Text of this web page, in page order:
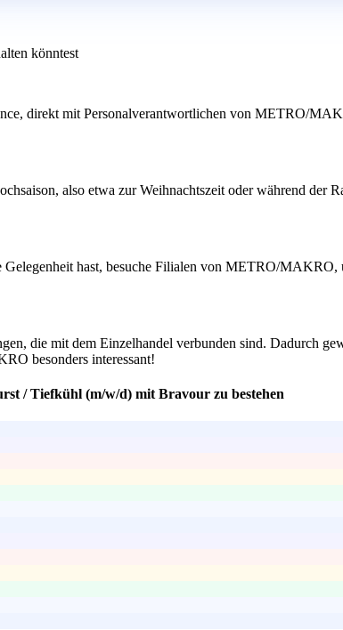
könntest
direkt mit Personalverantwortlichen von METRO/
also etwa zur Weihnachtszeit oder während der
hast, besuche Filialen von METRO/
die mit dem Einzelhandel verbunden sind. Dadurch
besonders interessant!
/ Tiefkühl (m/w/d) mit Bravour zu bestehen